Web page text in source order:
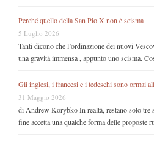
Perché quello della San Pio X non è scisma
5 Luglio 2026
Tanti dicono che l’ordinazione dei nuovi
una gravità immensa , appunto uno scisma.
Gli inglesi, i francesi e i tedeschi sono ormai
31 Maggio 2026
di Andrew Korybko In realtà, restano solo tre
fine accetta una qualche forma delle proposte